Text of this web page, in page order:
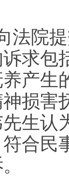
法院
求包
产生
损害
生认
合民